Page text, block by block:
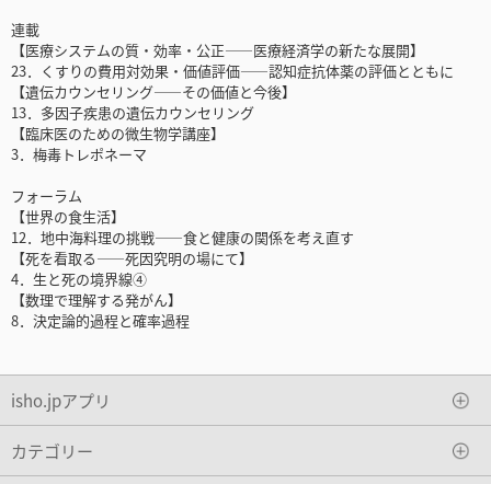
連載
【医療システムの質・効率・公正――医療経済学の新たな展開】
23．くすりの費用対効果・価値評価――認知症抗体薬の評価とともに
【遺伝カウンセリング――その価値と今後】
13．多因子疾患の遺伝カウンセリング
【臨床医のための微生物学講座】
3．梅毒トレポネーマ
フォーラム
【世界の食生活】
12．地中海料理の挑戦――食と健康の関係を考え直す
【死を看取る――死因究明の場にて】
4．生と死の境界線④
【数理で理解する発がん】
8．決定論的過程と確率過程
isho.jpアプリ
カテゴリー